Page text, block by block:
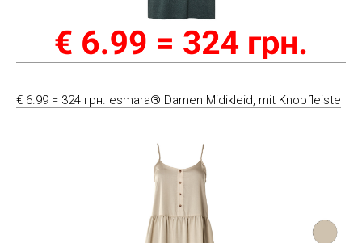
€ 6.99 = 324 грн. esmara® Damen Midikleid, mit Knopfleiste